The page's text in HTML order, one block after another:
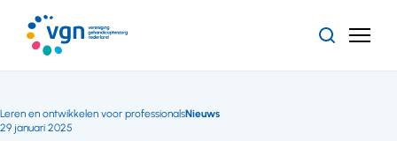
naar
hoofdinhoud
ZoekenMenu
Leren en ontwikkelen voor professionalsNieuws
29 januari 2025